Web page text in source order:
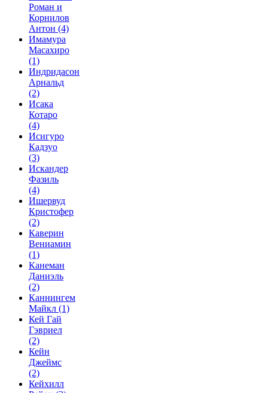
Роман и
Корнилов
Антон (4)
Имамура
Масахиро
(1)
Индридасон
Арнальд
(2)
Исака
Котаро
(4)
Исигуро
Кадзуо
(3)
Искандер
Фазиль
(4)
Ишервуд
Кристофер
(2)
Каверин
Вениамин
(1)
Канеман
Даниэль
(2)
Каннингем
Майкл (1)
Кей Гай
Гэвриел
(2)
Кейн
Джеймс
(2)
Кейхилл